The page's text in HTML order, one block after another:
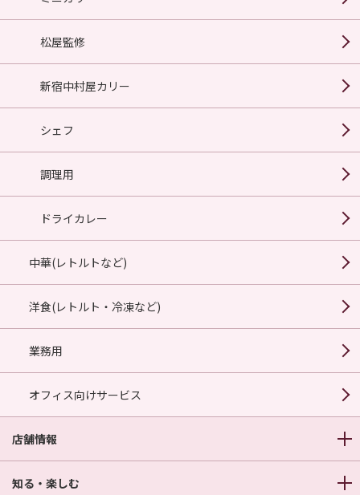
松屋監修
新宿中村屋カリー
シェフ
調理用
ドライカレー
中華(レトルトなど)
洋食(レトルト・冷凍など)
業務用
オフィス向けサービス
店舗情報
知る・楽しむ